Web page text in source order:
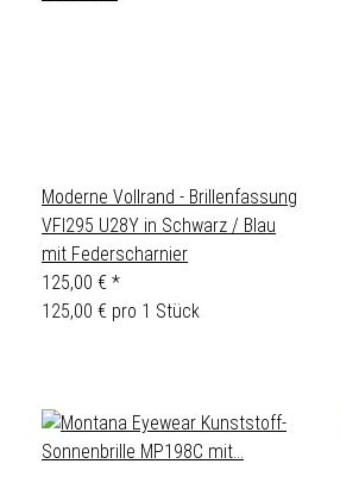
Moderne Vollrand - Brillenfassung
VFI295 U28Y in Schwarz / Blau
mit Federscharnier
125,00 € *
125,00 € pro 1 Stück